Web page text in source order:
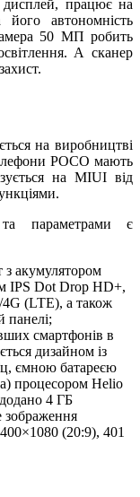
працює на
автономність
50 МП робить
А сканер
на виробництві
POCO мають
на MIUI від
параметрами є
з акумулятором
IPS Dot Drop HD+,
(LTE), а також
панелі;
смартфонів в
дизайном із
ємною батареєю
процесором Helio
4 ГБ
зображення
(20:9), 401